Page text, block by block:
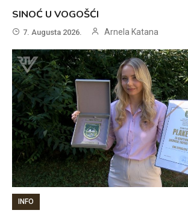
SINOĆ U VOGOŠĆI
7. Augusta 2026. Arnela Katana
INFO